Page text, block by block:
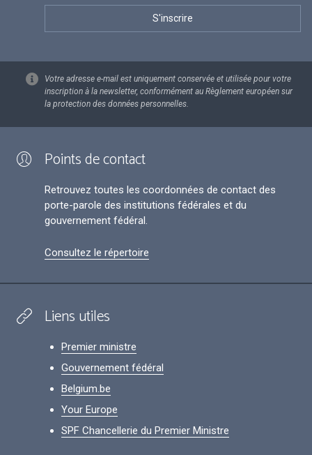
Votre adresse e-mail est uniquement conservée et utilisée pour votre
inscription à la newsletter, conformément au Règlement européen sur
la protection des données personnelles.
Points de contact
Retrouvez toutes les coordonnées de contact des
porte-parole des institutions fédérales et du
gouvernement fédéral.
Consultez le répertoire
Liens utiles
Premier ministre
Gouvernement fédéral
Belgium.be
Your Europe
SPF Chancellerie du Premier Ministre